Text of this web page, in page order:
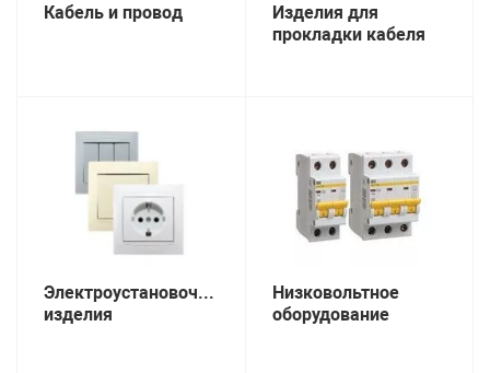
Кабель и провод
Изделия для
прокладки кабеля
Электроустановочные
изделия
Низковольтное
оборудование